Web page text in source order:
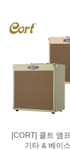
[CORT] 콜트 앰
기타 & 베이